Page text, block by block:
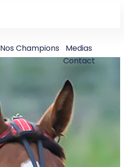
Nos Champions
Medias
Contact